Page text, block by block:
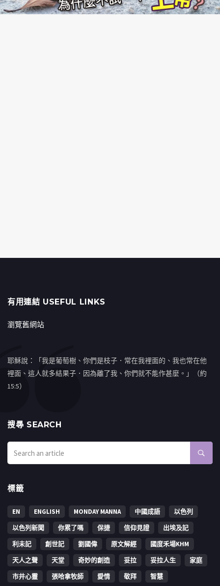
有用連結 USEFUL LINKS
瀏覽舊網站
耶穌說：「我是葡萄樹、你們是枝子．常在我裡面的、我也常在他
裡面、這人就多結果子．因為離了我、你們就不能作甚麼。」（約
15:5）
搜㝷 SEARCH
標籤
EN ENGLISH MONDAY MANNA 中國成語
以色列
以色列新聞
你累了嗎 保捷 信仰見證
出埃及記
利未記
創世記 劉國偉 原文解經
國度禾場KHM
天人之聲
天堂 奇妙的創造 妥拉 妥拉人生
家庭
市井心靈
張哈拿牧師 愛情 敬拜 智慧